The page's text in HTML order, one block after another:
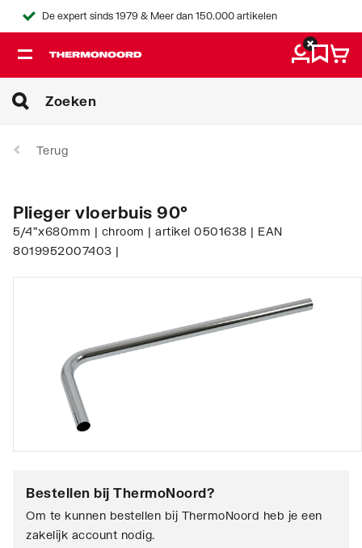
De expert sinds 1979 & Meer dan 150.000 artikelen
Terug
Plieger vloerbuis 90°
5/4"x680mm | chroom | artikel 0501638 | EAN
8019952007403 |
Bestellen bij ThermoNoord?
Om te kunnen bestellen bij ThermoNoord heb je een
zakelijk account nodig.